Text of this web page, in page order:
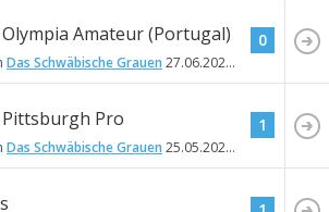
Olympia Amateur (Portugal)
Das Schwäbische Grauen 27.06.2022
0
Pittsburgh Pro
Das Schwäbische Grauen 25.05.2022
1